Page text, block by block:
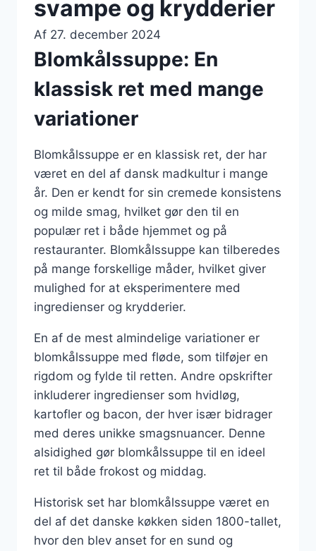
svampe og krydderier
Af 27. december 2024
Blomkålssuppe: En
klassisk ret med mange
variationer
Blomkålssuppe er en klassisk ret, der har
været en del af dansk madkultur i mange
år. Den er kendt for sin cremede konsistens
og milde smag, hvilket gør den til en
populær ret i både hjemmet og på
restauranter. Blomkålssuppe kan tilberedes
på mange forskellige måder, hvilket giver
mulighed for at eksperimentere med
ingredienser og krydderier.
En af de mest almindelige variationer er
blomkålssuppe med fløde, som tilføjer en
rigdom og fylde til retten. Andre opskrifter
inkluderer ingredienser som hvidløg,
kartofler og bacon, der hver især bidrager
med deres unikke smagsnuancer. Denne
alsidighed gør blomkålssuppe til en ideel
ret til både frokost og middag.
Historisk set har blomkålssuppe været en
del af det danske køkken siden 1800-tallet,
hvor den blev anset for en sund og